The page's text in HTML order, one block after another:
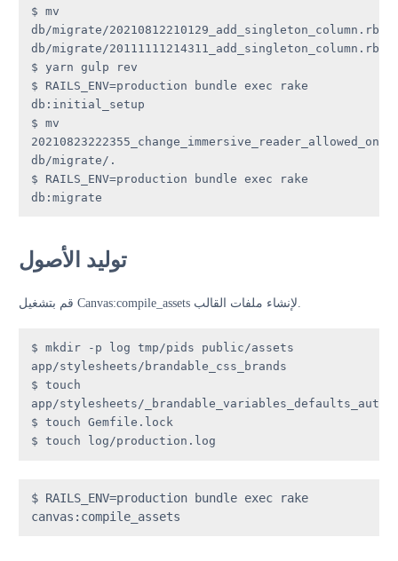
$ mv
db/migrate/20210812210129_add_singleton_column.rb
db/migrate/20111111214311_add_singleton_column.rb
$ yarn gulp rev
$ RAILS_ENV=production bundle exec rake
db:initial_setup
$ mv
db/migrate/.
$ RAILS_ENV=production bundle exec rake
db:migrate
توليد الأصول
قم بتشغيل Canvas:compile_assets لإنشاء ملفات القالب.
$ mkdir -p log tmp/pids public/assets
app/stylesheets/brandable_css_brands
$ touch
app/stylesheets/
$ touch Gemfile.lock
$ touch log/production.log
$ RAILS_ENV=production bundle exec rake
canvas:compile_assets